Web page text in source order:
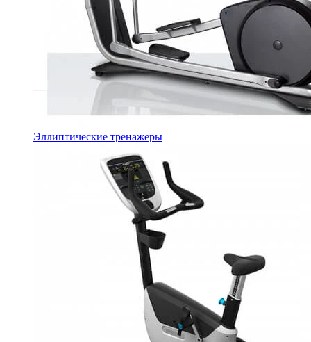
Эллиптические тренажеры